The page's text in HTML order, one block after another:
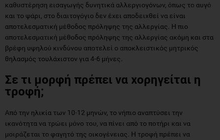
καθυστέρηση εισαγωγής δυνητικά αλλεργιογόνων, όπως το αυγό
και το ψάρι, στο διαιτογόγιο δεν έχει αποδειχθεί να είναι
αποτελεσματική μέθοδος πρόληψης της αλλεργίας. Η πιο
αποτελεσματική μέθοδος πρόληψης της αλλεργίας ακόμη και στα
βρέφη υψηλού κινδύνου αποτελεί ο αποκλειστικός μητρικός
θηλασμός τουλάχιστον για 4-6 μήνες.
Σε τι μορφή πρέπει να χορηγείται η
τροφή;
Από την ηλικία των 10-12 μηνών, το νήπιο αναπτύσει την
ικανότητα να τρώει μόνο του, να πίνει από το ποτήρι και να
μοιράζεται το φαγητό της οικογένειας. Η τροφή πρέπει να